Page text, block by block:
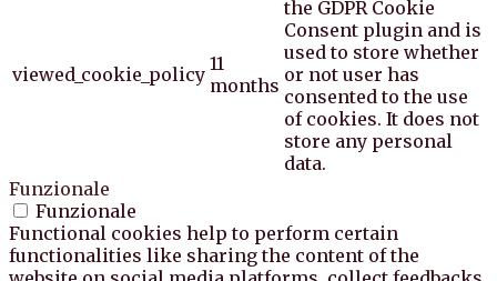
viewed_cookie_policy 11
months
the GDPR Cookie
Consent plugin and is
used to store whether
or not user has
consented to the use
of cookies. It does not
store any personal
data.
Funzionale
Funzionale
Functional cookies help to perform certain
functionalities like sharing the content of the